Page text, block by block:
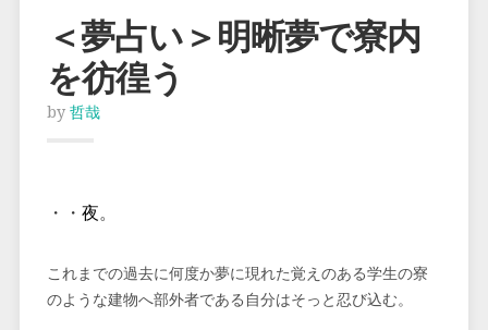
＜夢占い＞明晰夢で寮内
を彷徨う
by 哲哉
・・ 夜。
これまでの過去に何度か夢に現れた覚えのある学生の寮
のような建物へ部外者である自分はそっと忍び込む。